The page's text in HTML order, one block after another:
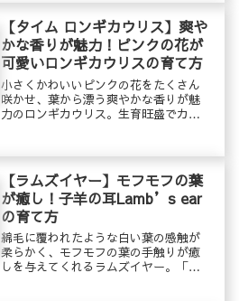
ができます。また、一重咲きや八重咲
きなどの品種があり、さまざまな花姿
を...
【タイム ロンギカウリス】爽や
かな香りが魅力！ピンクの花が
可愛いロンギカウリスの育て方
小さくかわいいピンクの花をたくさん
咲かせ、葉から漂う爽やかな香りが魅
力のロンギカウリス。生育旺盛でカー
す。グランドカバーとしてだけではな
く、寄せ植えや花壇の縁取りとして楽
しむこともできます。
【ラムズイヤー】モフモフの葉
が癒し！子羊の耳Lamb’s ear
の育て方
綿毛に覆われたような白い葉の感触が
柔らかく、モフモフの葉の手触りが癒
しを与えてくれるラムズイヤー。「子